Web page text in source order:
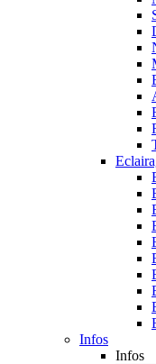
Infos
Infos